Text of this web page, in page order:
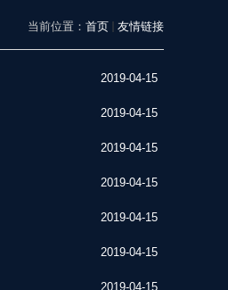
当前位置： 首页 友情链接
2019-04-15
2019-04-15
2019-04-15
2019-04-15
2019-04-15
2019-04-15
2019-04-15